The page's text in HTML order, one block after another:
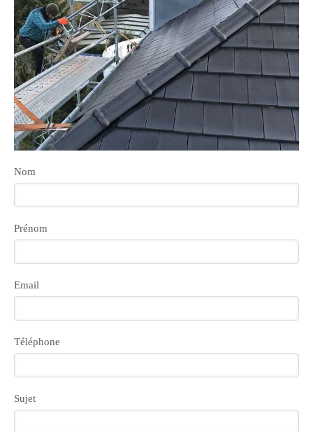
Nom
Prénom
Email
Téléphone
Sujet